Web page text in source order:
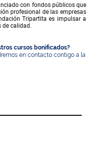
con fondos públicos que
profesional de las empresas
Tripartita es impulsar a
de calidad.
cursos bonificados?
en contacto contigo a la